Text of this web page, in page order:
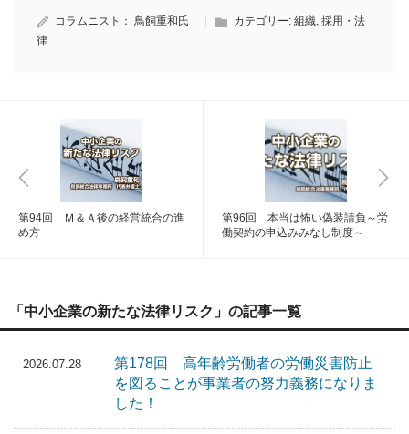
コラムニスト： 鳥飼重和氏 カテゴリー: 組織, 採用・法
律
第94回 Ｍ＆Ａ後の経営統合の進
め方
第96回 本当は怖い偽装請負～労
働契約の申込みみなし制度～
「中小企業の新たな法律リスク」の記事一覧
2026.07.28
第178回 高年齢労働者の労働災害防止
を図ることが事業者の努力義務になりま
した！